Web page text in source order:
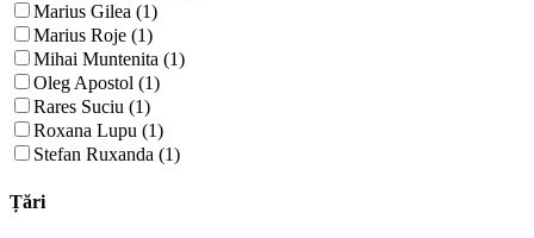
Marius Gilea (1)
Marius Roje (1)
Mihai Muntenita (1)
Oleg Apostol (1)
Rares Suciu (1)
Roxana Lupu (1)
Stefan Ruxanda (1)
Țări